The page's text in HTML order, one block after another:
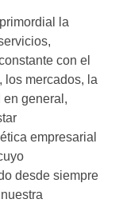
la
con el
los mercados, la
general,
empresarial
desde siempre